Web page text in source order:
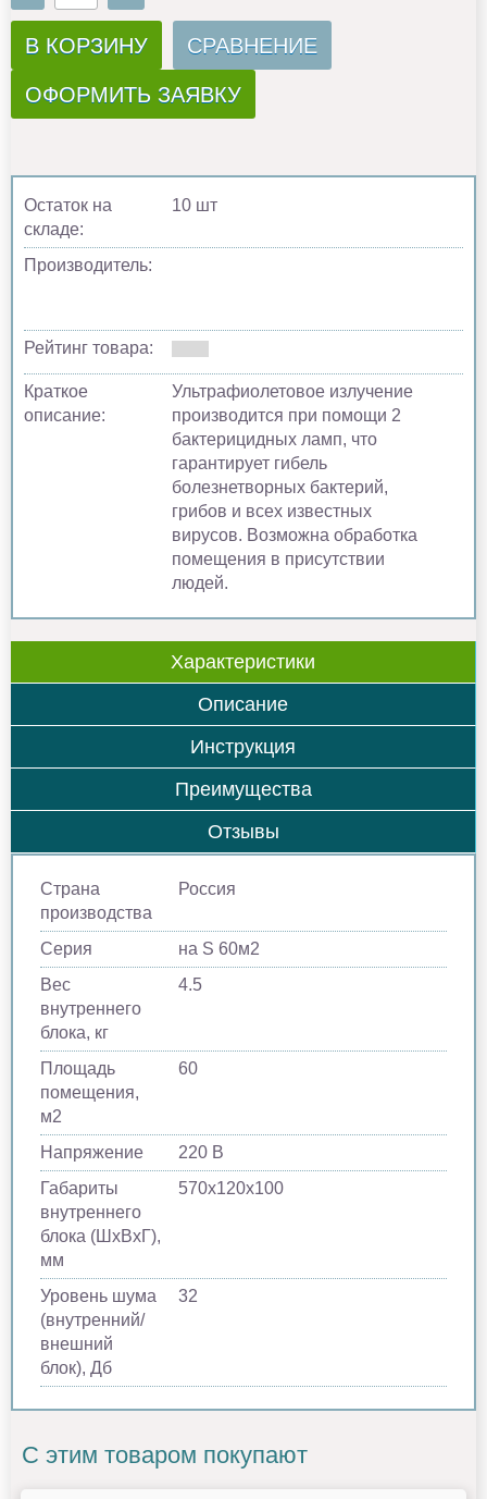
В КОРЗИНУ СРАВНЕНИЕ
ОФОРМИТЬ ЗАЯВКУ
Остаток на
складе:
10 шт
Производитель:
Рейтинг товара:
Краткое
описание:
Ультрафиолетовое излучение
производится при помощи 2
бактерицидных ламп, что
гарантирует гибель
болезнетворных бактерий,
грибов и всех известных
вирусов. Возможна обработка
помещения в присутствии
людей.
Характеристики
Описание
Инструкция
Преимущества
Отзывы
Страна
производства
Россия
Серия
на S 60м2
Вес
внутреннего
блока, кг
4.5
Площадь
помещения,
м2
60
Напряжение
220 В
Габариты
внутреннего
блока (ШхВхГ),
мм
570х120х100
Уровень шума
(внутренний/
внешний
блок), Дб
32
С этим товаром покупают